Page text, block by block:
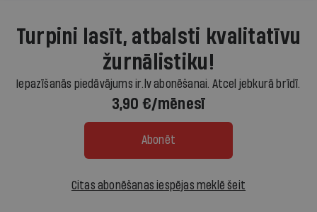
Turpini lasīt, atbalsti kvalitatīvu
žurnālistiku!
Iepazīšanās piedāvājums ir.lv abonēšanai. Atcel jebkurā brīdī.
3,90 €/mēnesī
Abonēt
Citas abonēšanas iespējas meklē šeit